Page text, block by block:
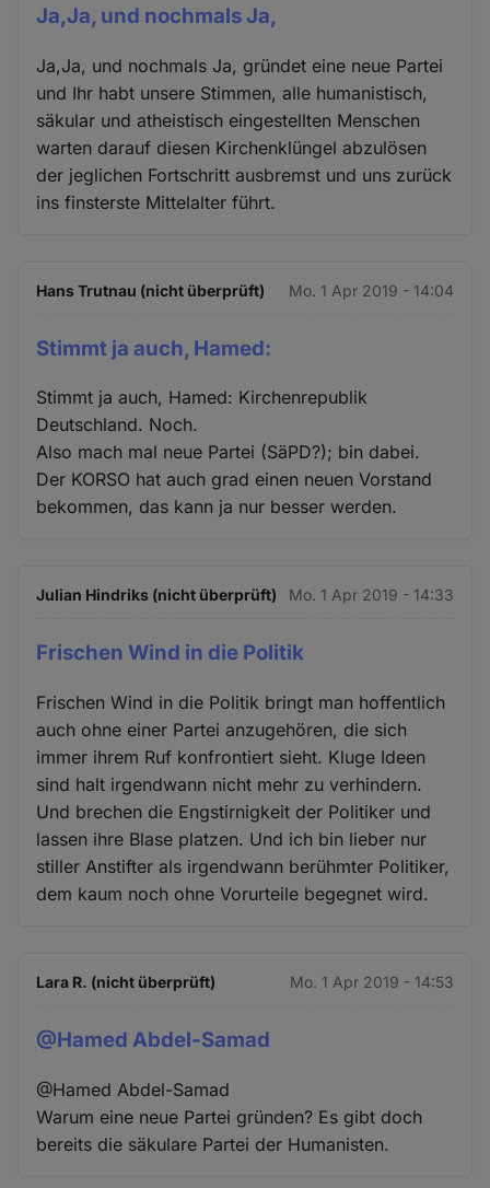
Ja,Ja, und nochmals Ja,
Ja,Ja, und nochmals Ja, gründet eine neue Partei
und Ihr habt unsere Stimmen, alle humanistisch,
säkular und atheistisch eingestellten Menschen
warten darauf diesen Kirchenklüngel abzulösen
der jeglichen Fortschritt ausbremst und uns zurück
ins finsterste Mittelalter führt.
Hans Trutnau (nicht überprüft) Mo. 1 Apr 2019 - 14:04
Stimmt ja auch, Hamed:
Stimmt ja auch, Hamed: Kirchenrepublik
Deutschland. Noch.
Also mach mal neue Partei (SäPD?); bin dabei.
Der KORSO hat auch grad einen neuen Vorstand
bekommen, das kann ja nur besser werden.
Julian Hindriks (nicht überprüft) Mo. 1 Apr 2019 - 14:33
Frischen Wind in die Politik
Frischen Wind in die Politik bringt man hoffentlich
auch ohne einer Partei anzugehören, die sich
immer ihrem Ruf konfrontiert sieht. Kluge Ideen
sind halt irgendwann nicht mehr zu verhindern.
Und brechen die Engstirnigkeit der Politiker und
lassen ihre Blase platzen. Und ich bin lieber nur
stiller Anstifter als irgendwann berühmter Politiker,
dem kaum noch ohne Vorurteile begegnet wird.
Lara R. (nicht überprüft) Mo. 1 Apr 2019 - 14:53
@Hamed Abdel-Samad
@Hamed Abdel-Samad
Warum eine neue Partei gründen? Es gibt doch
bereits die säkulare Partei der Humanisten.